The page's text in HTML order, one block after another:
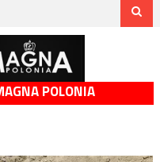
POLONIA